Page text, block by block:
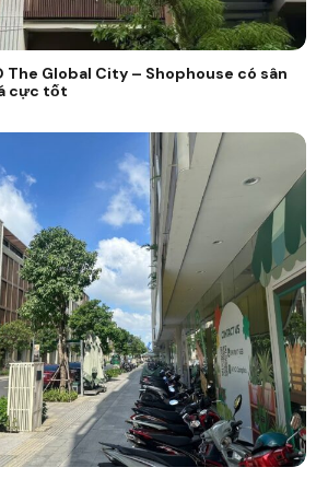
The Global City – Shophouse có sân
cực tốt